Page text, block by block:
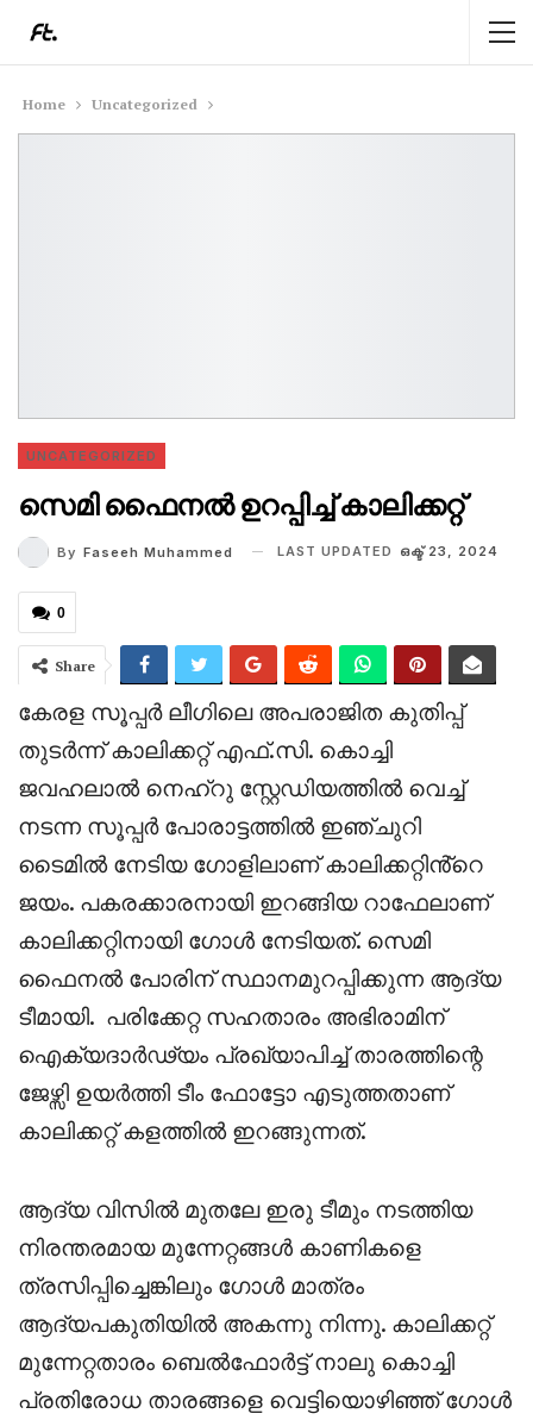
Home Uncategorized
UNCATEGORIZED
സെമി ഫൈനൽ ഉറപ്പിച്ച് കാലിക്കറ്റ്
By Faseeh Muhammed LAST UPDATED ഒക്ട് 23, 2024
0
Share
കേരള സൂപ്പർ ലീഗിലെ അപരാജിത കുതിപ്പ്
തുടർന്ന് കാലിക്കറ്റ് എഫ്.സി. കൊച്ചി
ജവഹലാൽ നെഹ്റു സ്റ്റേഡിയത്തിൽ വെച്ച്
നടന്ന സൂപ്പർ പോരാട്ടത്തിൽ ഇഞ്ചുറി
ടൈമിൽ നേടിയ ഗോളിലാണ് കാലിക്കറ്റിൻ്റെ
ജയം. പകരക്കാരനായി ഇറങ്ങിയ റാഫേലാണ്
കാലിക്കറ്റിനായി ഗോൾ നേടിയത്. സെമി
ഫൈനൽ പോരിന് സ്ഥാനമുറപ്പിക്കുന്ന ആദ്യ
ടീമായി. പരിക്കേറ്റ സഹതാരം അഭിരാമിന്
ഐക്യദാർഢ്യം പ്രഖ്യാപിച്ച് താരത്തിന്റെ
ജേഴ്സി ഉയർത്തി ടീം ഫോട്ടോ എടുത്തതാണ്
കാലിക്കറ്റ് കളത്തിൽ ഇറങ്ങുന്നത്.
ആദ്യ വിസിൽ മുതലേ ഇരു ടീമും നടത്തിയ
നിരന്തരമായ മുന്നേറ്റങ്ങൾ കാണികളെ
ത്രസിപ്പിച്ചെങ്കിലും ഗോൾ മാത്രം
ആദ്യപകുതിയിൽ അകന്നു നിന്നു. കാലിക്കറ്റ്
മുന്നേറ്റതാരം ബെൽഫോർട്ട് നാലു കൊച്ചി
പ്രതിരോധ താരങ്ങളെ വെട്ടിയൊഴിഞ്ഞ് ഗോൾ